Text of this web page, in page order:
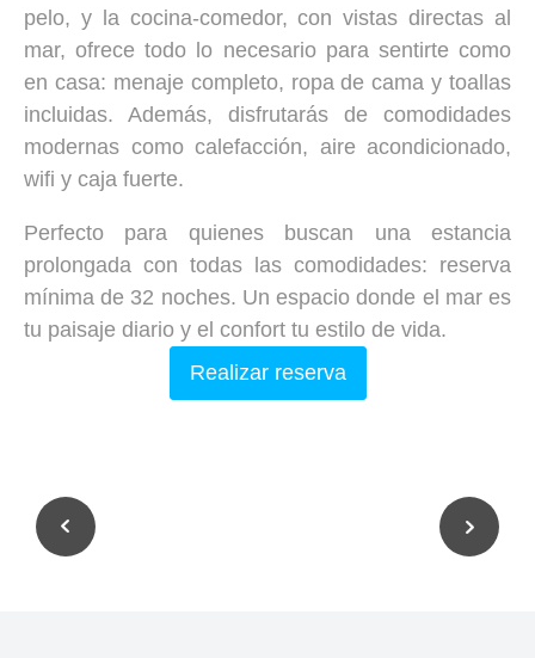
pelo, y la cocina-comedor, con vistas directas al
mar, ofrece todo lo necesario para sentirte como
en casa: menaje completo, ropa de cama y toallas
incluidas. Además, disfrutarás de comodidades
modernas como calefacción, aire acondicionado,
wifi y caja fuerte.
Perfecto para quienes buscan una estancia
prolongada con todas las comodidades: reserva
mínima de 32 noches. Un espacio donde el mar es
tu paisaje diario y el confort tu estilo de vida.
Realizar reserva